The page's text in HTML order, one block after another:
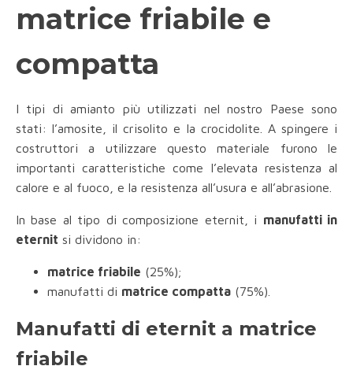
matrice friabile e
compatta
I tipi di amianto più utilizzati nel nostro Paese sono
stati: l’amosite, il crisolito e la crocidolite. A spingere i
costruttori a utilizzare questo materiale furono le
importanti caratteristiche come l’elevata resistenza al
calore e al fuoco, e la resistenza all’usura e all’abrasione.
In base al tipo di composizione eternit, i manufatti in
eternit si dividono in:
matrice friabile (25%);
manufatti di matrice compatta (75%).
Manufatti di eternit a matrice
friabile